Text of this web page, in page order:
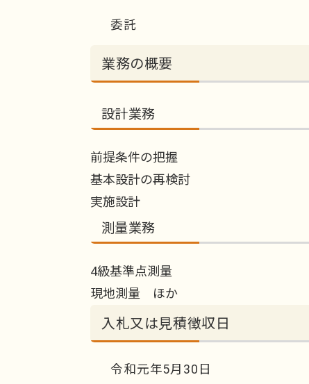
委託
業務の概要
設計業務
前提条件の把握
基本設計の再検討
実施設計
測量業務
4級基準点測量
現地測量 ほか
入札又は見積徴収日
令和元年5月30日